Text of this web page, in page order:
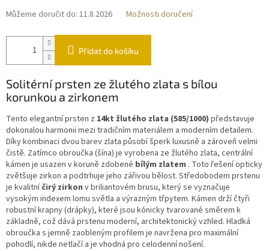
Můžeme doručit do: 11.8.2026 Možnosti doručení
Přidat do košíku
Solitérní prsten ze žlutého zlata s bílou
korunkou a zirkonem
Tento elegantní prsten z 14kt žlutého zlata (585/1000) představuje
dokonalou harmonii mezi tradičním materiálem a moderním detailem.
Díky kombinaci dvou barev zlata působí šperk luxusně a zároveň velmi
čistě. Zatímco obroučka (šína) je vyrobena ze žlutého zlata, centrální
kámen je usazen v koruně zdobené bílým zlatem . Toto řešení opticky
zvětšuje zirkon a podtrhuje jeho zářivou bělost. Středobodem prstenu
je kvalitníčirý zirkon v briliantovém brusu, který se vyznačuje
vysokým indexem lomu světla a výrazným třpytem. Kámen drží čtyři
robustní krapny (drápky), které jsou kónicky tvarované směrem k
základně, což dává prstenu moderní, architektonický vzhled. Hladká
obroučka s jemně zaobleným profilem je navržena pro maximální
pohodlí, nikde netlačí a je vhodná pro celodenní nošení.